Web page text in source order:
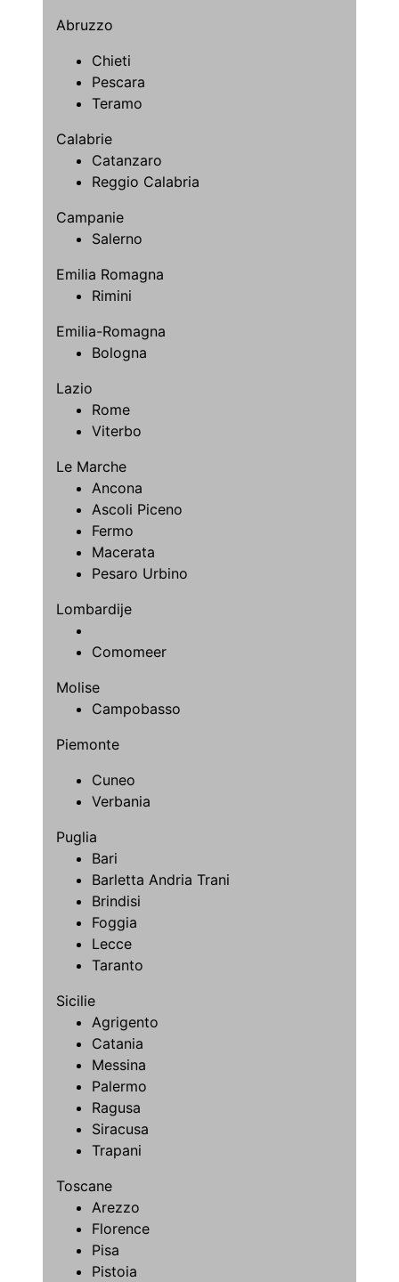
Abruzzo
Chieti
Pescara
Teramo
Calabrie
Catanzaro
Reggio Calabria
Campanie
Salerno
Emilia Romagna
Rimini
Emilia-Romagna
Bologna
Lazio
Rome
Viterbo
Le Marche
Ancona
Ascoli Piceno
Fermo
Macerata
Pesaro Urbino
Lombardije
Comomeer
Molise
Campobasso
Piemonte
Cuneo
Verbania
Puglia
Bari
Barletta Andria Trani
Brindisi
Foggia
Lecce
Taranto
Sicilie
Agrigento
Catania
Messina
Palermo
Ragusa
Siracusa
Trapani
Toscane
Arezzo
Florence
Pisa
Pistoia